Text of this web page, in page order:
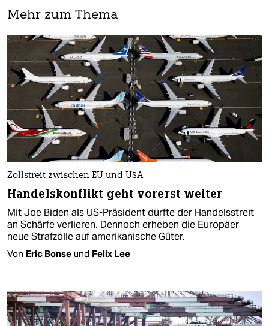
Mehr zum Thema
Zollstreit zwischen EU und USA
Handelskonflikt geht vorerst weiter
Mit Joe Biden als US-Präsident dürfte der Handelsstreit
an Schärfe verlieren. Dennoch erheben die Europäer
neue Strafzölle auf amerikanische Güter.
Von Eric Bonse und Felix Lee